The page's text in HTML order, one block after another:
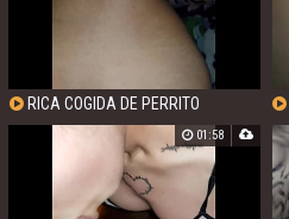
RICA COGIDA DE PERRITO
01:58